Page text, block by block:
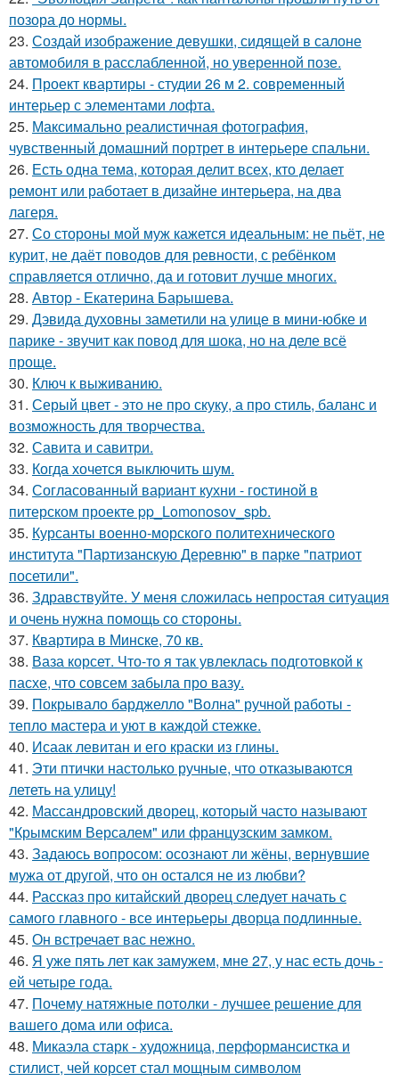
позора до нормы.
23. Создай изображение девушки, сидящей в салоне
автомобиля в расслабленной, но уверенной позе.
24. Проект квартиры - студии 26 м 2. современный
интерьер с элементами лофта.
25. Максимально реалистичная фотография,
чувственный домашний портрет в интерьере спальни.
26. Есть одна тема, которая делит всех, кто делает
ремонт или работает в дизайне интерьера, на два
лагеря.
27. Со стороны мой муж кажется идеальным: не пьёт, не
курит, не даёт поводов для ревности, с ребёнком
справляется отлично, да и готовит лучше многих.
28. Автор - Екатерина Барышева.
29. Дэвида духовны заметили на улице в мини-юбке и
парике - звучит как повод для шока, но на деле всё
проще.
30. Ключ к выживанию.
31. Серый цвет - это не про скуку, а про стиль, баланс и
возможность для творчества.
32. Савита и савитри.
33. Когда хочется выключить шум.
34. Согласованный вариант кухни - гостиной в
питерском проекте pp_Lomonosov_spb.
35. Курсанты военно-морского политехнического
института "Партизанскую Деревню" в парке "патриот
посетили".
36. Здравствуйте. У меня сложилась непростая ситуация
и очень нужна помощь со стороны.
37. Квартира в Минске, 70 кв.
38. Ваза корсет. Что-то я так увлеклась подготовкой к
пасхе, что совсем забыла про вазу.
39. Покрывало барджелло "Волна" ручной работы -
тепло мастера и уют в каждой стежке.
40. Исаак левитан и его краски из глины.
41. Эти птички настолько ручные, что отказываются
лететь на улицу!
42. Массандровский дворец, который часто называют
"Крымским Версалем" или французским замком.
43. Задаюсь вопросом: осознают ли жёны, вернувшие
мужа от другой, что он остался не из любви?
44. Рассказ про китайский дворец следует начать с
самого главного - все интерьеры дворца подлинные.
45. Он встречает вас нежно.
46. Я уже пять лет как замужем, мне 27, у нас есть дочь -
ей четыре года.
47. Почему натяжные потолки - лучшее решение для
вашего дома или офиса.
48. Микаэла старк - художница, перформансистка и
стилист, чей корсет стал мощным символом